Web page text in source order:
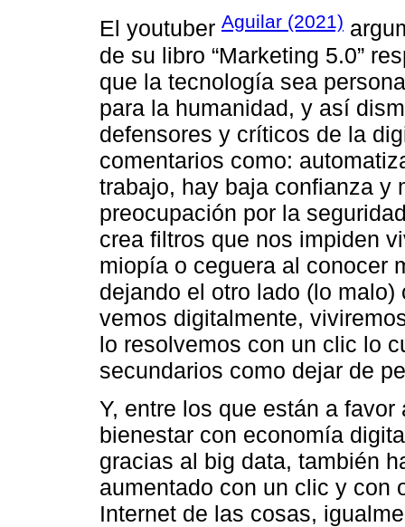
El youtuber Aguilar (2021)
de su libro “Marketing 5.0”
que la tecnología sea
para la humanidad, y así
defensores y críticos de la
comentarios como:
trabajo, hay baja confianza y
preocupación por la
crea filtros que nos impiden
miopía o ceguera al conocer
dejando el otro lado (lo
vemos digitalmente,
lo resolvemos con un clic lo
secundarios como dejar de
Y, entre los que están a
bienestar con economía
gracias al big data, también
aumentado con un clic y con
Internet de las cosas,